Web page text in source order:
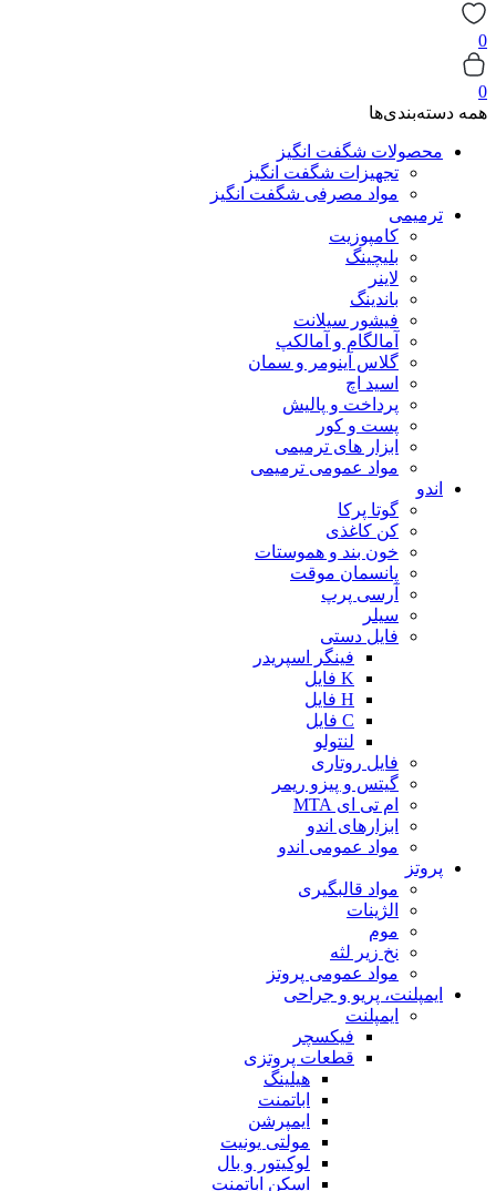
0
0
همه دسته‌بندی‌ها
محصولات شگفت انگیز
تجهیزات شگفت انگیز
مواد مصرفی شگفت انگیز
ترمیمی
کامپوزیت
بلیچینگ
لاینر
باندینگ
فیشور سیلانت
آمالگام و آمالکپ
گلاس آینومر و سمان
اسید اچ
پرداخت و پالیش
پست و کور
ابزار های ترمیمی
مواد عمومی ترمیمی
اندو
گوتا پرکا
کن کاغذی
خون بند و هموستات
پانسمان موقت
آرسی پرپ
سیلر
فایل دستی
فینگر اسپریدر
K فایل
H فایل
C فایل
لنتولو
فایل روتاری
گیتس و پیزو ریمر
ام تی ای MTA
ابزارهای اندو
مواد عمومی اندو
پروتز
مواد قالبگیری
الژینات
موم
نخ زیر لثه
مواد عمومی پروتز
ایمپلنت، پریو و جراحی
ایمپلنت
فیکسچر
قطعات پروتزی
هیلینگ
اباتمنت
ایمپرشن
مولتی یونیت
لوکیتور و بال
اسکن اباتمنت